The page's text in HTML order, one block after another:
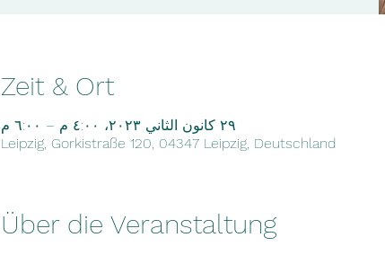
Zeit & Ort
٢٩ كانون الثاني ٢٠٢٣، ٤:٠٠ م – ٦:٠٠ م
Leipzig, Gorkistraße 120, 04347 Leipzig, Deutschland
Über die Veranstaltung